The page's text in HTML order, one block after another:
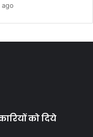
ago
को दिये